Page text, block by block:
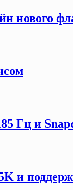
нового
Гц и
и